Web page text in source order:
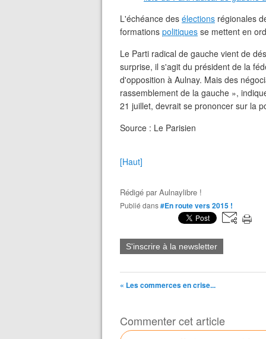
L'échéance des élections régionales
formations politiques se mettent en
Le Parti radical de gauche vient de
surprise, il s'agit du président de la
d'opposition à Aulnay. Mais des
rassemblement de la gauche »,
21 juillet, devrait se prononcer sur la
Source : Le Parisien
[Haut]
Rédigé parAulnaylibre !
Publié dans#En route vers 2015 !
S'inscrire à la newsletter
« Les commerces en crise...
Commenter cet article